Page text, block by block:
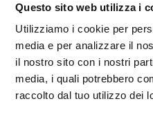
Questo sito web utilizza i
Utilizziamo i cookie per
media e per analizzare il
il nostro sito con i nostri
media, i quali potrebbero
raccolto dal tuo utilizzo dei
Messaggio
Salvo